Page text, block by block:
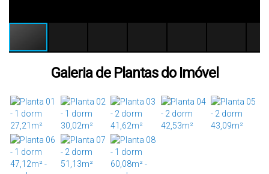
Galeria de Plantas do Imóvel